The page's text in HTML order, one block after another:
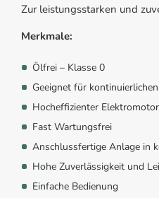
Zur leistungsstarken und
Merkmale:
Ölfrei – Klasse 0
Geeignet für
Hocheffizienter
Fast Wartungsfrei
Anschlussfertige Anlage in
Hohe Zuverlässigkeit und
Einfache Bedienung